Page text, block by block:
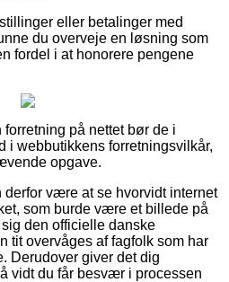
eller betalinger med
du overveje en løsning som
fordel i at honorere pengene
på nettet bør de i
i webbutikkens forretningsvilkår,
opgave.
derfor være at se hvorvidt internet
som burde være et billede på
den officielle danske
tit overvåges af fagfolk som har
Derudover giver det dig
vidt du får besvær i processen